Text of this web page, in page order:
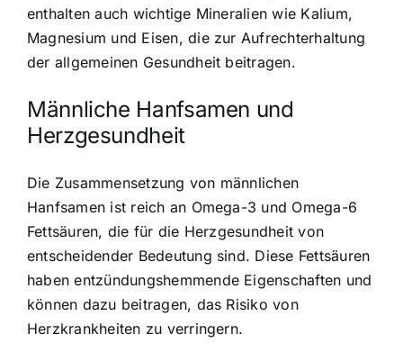
enthalten auch wichtige Mineralien wie Kalium,
Magnesium und Eisen, die zur Aufrechterhaltung
der allgemeinen Gesundheit beitragen.
Männliche Hanfsamen und
Herzgesundheit
Die Zusammensetzung von männlichen
Hanfsamen ist reich an Omega-3 und Omega-6
Fettsäuren, die für die Herzgesundheit von
entscheidender Bedeutung sind. Diese Fettsäuren
haben entzündungshemmende Eigenschaften und
können dazu beitragen, das Risiko von
Herzkrankheiten zu verringern.